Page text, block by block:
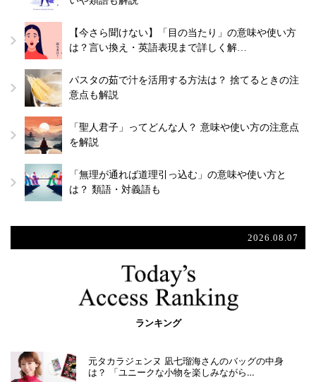
【今さら聞けない】「目の当たり」の意味や使い方
は？言い換え・英語表現まで詳しく解…
パスタの茹で汁を活用する方法は？ 捨てるときの注
意点も解説
「聖人君子」ってどんな人？ 意味や使い方の注意点
を解説
「無理が通れば道理引っ込む」の意味や使い方と
は？ 類語・対義語も
2026.08.07
ランキング
元タカラジェンヌ 凪七瑠海さんのバッグの中身
は？ 「ユニークな小物を楽しみながら…